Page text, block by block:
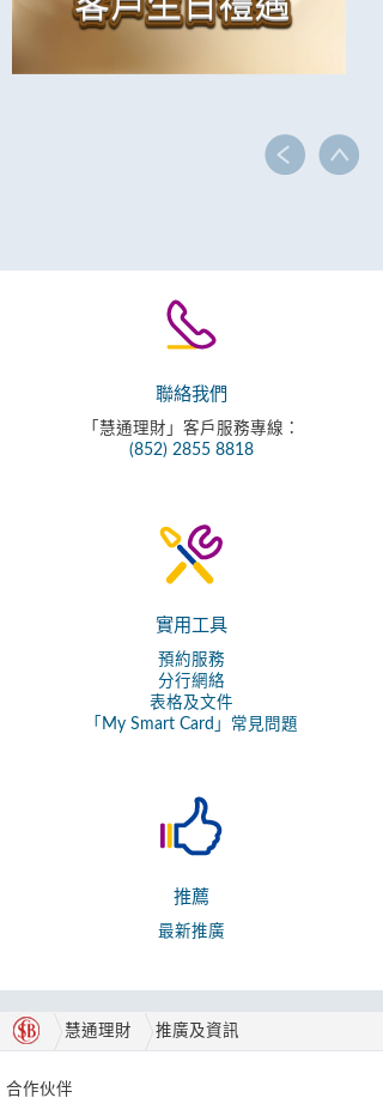
聯絡我們
「慧通理財」客戶服務專線：
(852) 2855 8818
實用工具
預約服務
分行網絡
表格及文件
「My Smart Card」常見問題
推薦
最新推廣
慧通理財 推廣及資訊
合作伙伴